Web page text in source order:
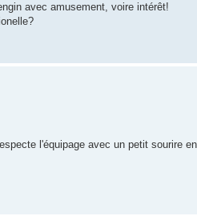
avec amusement, voire intérêt!
l'équipage avec un petit sourire